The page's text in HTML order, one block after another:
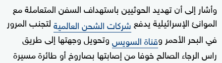
وأشار إلى أن تهديد الحوثيين باستهداف السفن المتعاملة مع
الموانئ الإسرائيلية يدفعشركات الشحن العالميةلتجنب المرور
في البحر الأحمر وقناة السويسوتحويل وجهتها إلى طريق
راس الرجاء الصالح خوفا من إصابتها بصاروخ أو طائرة مسيرة